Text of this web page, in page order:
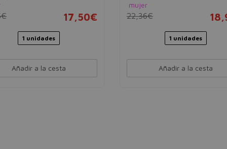
17,50€
1 unidades
Añadir a la cesta
mujer
22,36€
1 unidades
Añadir a la cesta